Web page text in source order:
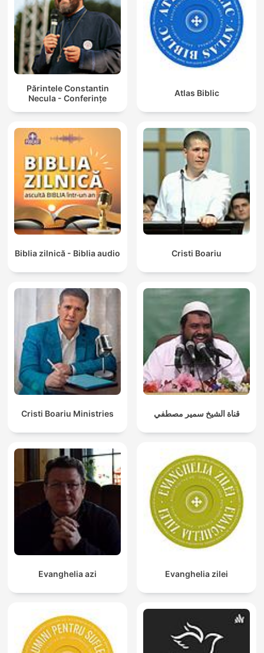
Părintele Constantin
Necula - Conferințe
Atlas Biblic
Biblia zilnică - Biblia audio Cristi Boariu
Cristi Boariu Ministries قناة الشيخ سمير مصطفي
Evanghelia azi Evanghelia zilei